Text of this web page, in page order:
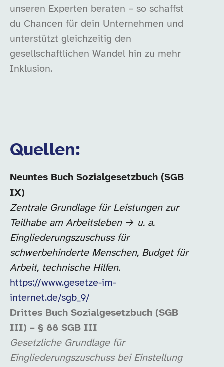
unseren Experten beraten – so schaffst
du Chancen für dein Unternehmen und
unterstützt gleichzeitig den
gesellschaftlichen Wandel hin zu mehr
Inklusion.
Quellen:
Neuntes Buch Sozialgesetzbuch (SGB
IX)
Zentrale Grundlage für Leistungen zur
Teilhabe am Arbeitsleben → u. a.
Eingliederungszuschuss für
schwerbehinderte Menschen, Budget für
Arbeit, technische Hilfen.
https://www.gesetze-im-
internet.de/sgb_9/
Drittes Buch Sozialgesetzbuch (SGB
III) – § 88 SGB III
Gesetzliche Grundlage für
Eingliederungszuschuss bei Einstellung